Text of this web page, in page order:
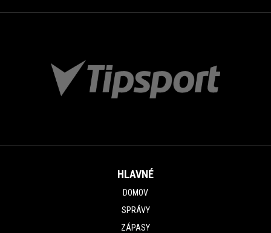
HLAVNÉ
DOMOV
SPRÁVY
ZÁPASY